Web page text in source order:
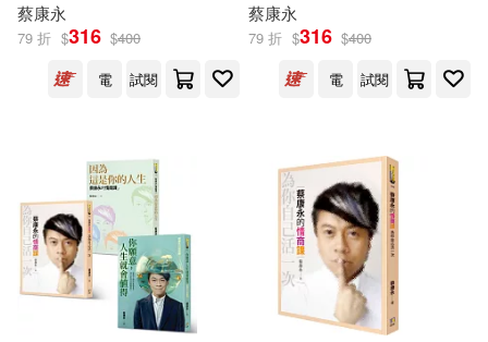
安子(2)
王俊傑(1) 蔡康永、太陽臉(1)
出版社 (可複選)
如何(23) 皇冠(12)
湖南文藝出版社(4)
蔡康永
79 折 $316 $400
電
試閱
蔡康永
79 折 $316 $400
電
試閱